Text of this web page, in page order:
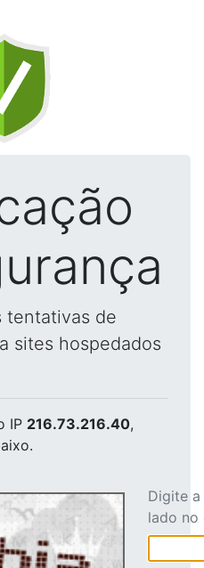
tentativas de
sites hospedados
IP 216.73.216.40,
Digite
lado no